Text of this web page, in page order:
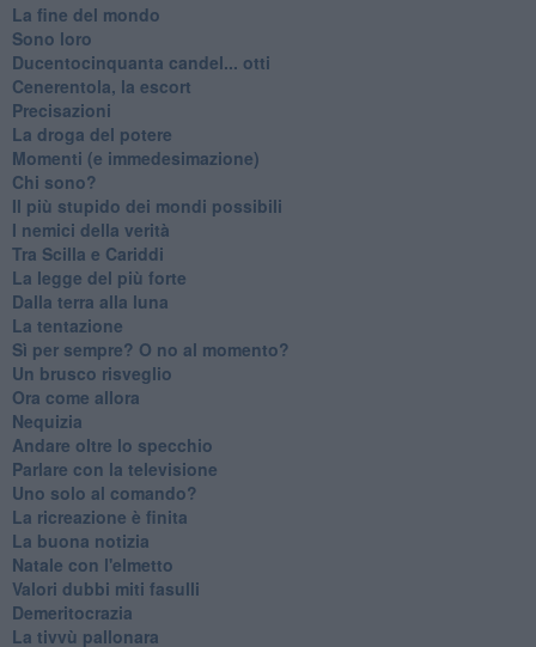
La fine del mondo
Sono loro
Ducentocinquanta candel... otti
Cenerentola, la escort
Precisazioni
La droga del potere
Momenti (e immedesimazione)
Chi sono?
Il più stupido dei mondi possibili
I nemici della verità
Tra Scilla e Cariddi
La legge del più forte
Dalla terra alla luna
La tentazione
​Sì per sempre? O no al momento?
Un brusco risveglio
Ora come allora
Nequizia
Andare oltre lo specchio
Parlare con la televisione
Uno solo al comando?
La ricreazione è finita
La buona notizia
Natale con l'elmetto
Valori dubbi miti fasulli
Demeritocrazia
La tivvù pallonara